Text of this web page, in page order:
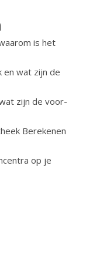
is het
en wat zijn de
zijn de voor-
Berekenen
op je